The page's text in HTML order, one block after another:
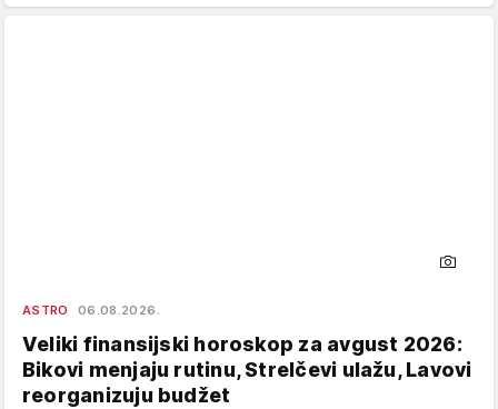
ASTRO 06.08.2026.
Veliki finansijski horoskop za avgust 2026:
Bikovi menjaju rutinu, Strelčevi ulažu, Lavovi
reorganizuju budžet